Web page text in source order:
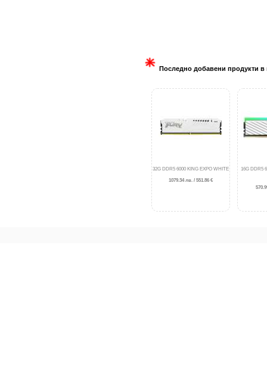
Последно добавени продукти в
32G DDR5 6000 KING EXPO WHITE
1079.34 лв. / 551.86 €
16G DDR5